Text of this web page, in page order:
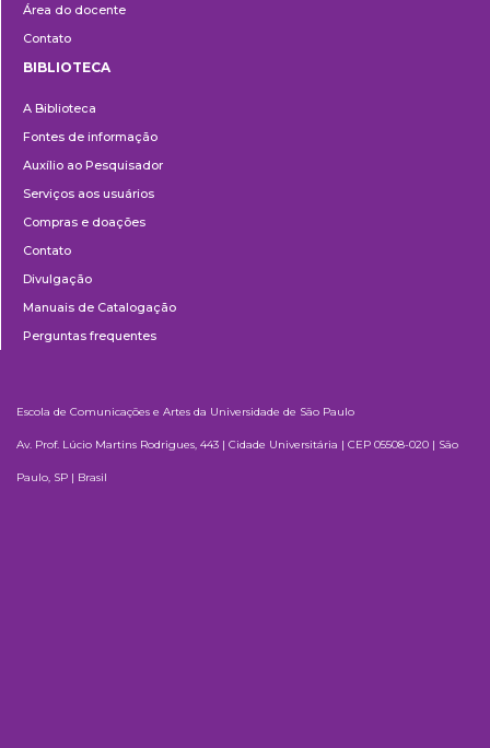
Área do docente
Contato
BIBLIOTECA
A Biblioteca
Fontes de informação
Auxílio ao Pesquisador
Serviços aos usuários
Compras e doações
Contato
Divulgação
Manuais de Catalogação
Perguntas frequentes
Escola de Comunicações e Artes da Universidade de São Paulo
Av. Prof. Lúcio Martins Rodrigues, 443 | Cidade Universitária | CEP 05508-020 | São
Paulo, SP | Brasil